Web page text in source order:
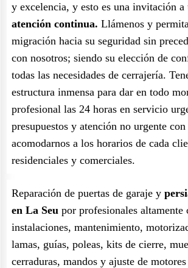
y excelencia, y esto es una invitación a
atención continua. Llámenos y
migración hacia su seguridad sin
con nosotros; siendo su elección de
todas las necesidades de cerrajería.
estructura inmensa para dar en todo
profesional las 24 horas en servicio
presupuestos y atención no urgente
acomodarnos a los horarios de cada
residenciales y comerciales.
Reparación de puertas de garaje y
en La Seu por profesionales altamente
instalaciones, mantenimiento,
lamas, guías, poleas, kits de cierre,
cerraduras, mandos y ajuste de